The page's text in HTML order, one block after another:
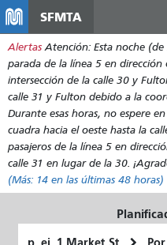
SFMTA
Alertas Atención: Esta noche
parada de la línea 5 en dirección
intersección de la calle 30 y
calle 31 y Fulton debido a la
Durante esas horas, no espere
cuadra hacia el oeste hasta la
pasajeros de la línea 5 en
calle 31 en lugar de la 30.
(Más: 14 en las últimas 48 horas)